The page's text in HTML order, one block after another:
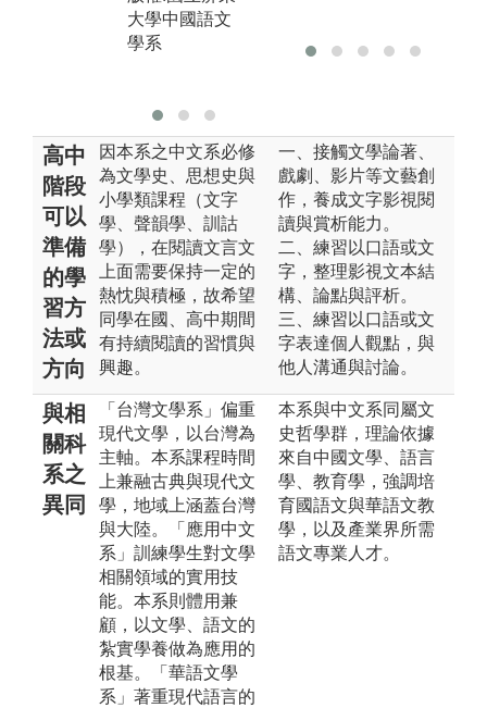
大學中國語文
學系
高中
階段
可以
準備
的學
習方
法或
方向
因本系之中文系必修
為文學史、思想史與
小學類課程（文字
學、聲韻學、訓詁
學），在閱讀文言文
上面需要保持一定的
熱忱與積極，故希望
同學在國、高中期間
有持續閱讀的習慣與
興趣。
一、接觸文學論著、
戲劇、影片等文藝創
作，養成文字影視閱
讀與賞析能力。
二、練習以口語或文
字，整理影視文本結
構、論點與評析。
三、練習以口語或文
字表達個人觀點，與
他人溝通與討論。
與相
關科
系之
異同
「台灣文學系」偏重
現代文學，以台灣為
主軸。本系課程時間
上兼融古典與現代文
學，地域上涵蓋台灣
與大陸。「應用中文
系」訓練學生對文學
相關領域的實用技
能。本系則體用兼
顧，以文學、語文的
紮實學養做為應用的
根基。「華語文學
系」著重現代語言的
本系與中文系同屬文
史哲學群，理論依據
來自中國文學、語言
學、教育學，強調培
育國語文與華語文教
學，以及產業界所需
語文專業人才。